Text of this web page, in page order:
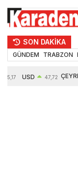
SON DAKİKA
GÜNDEM TRABZON
55,17 USD 47,72